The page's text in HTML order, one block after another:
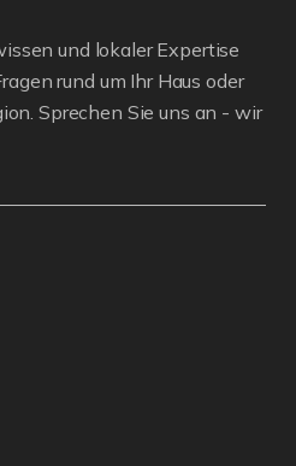
und lokaler Expertise
rund um Ihr Haus oder
Sprechen Sie uns an - wir